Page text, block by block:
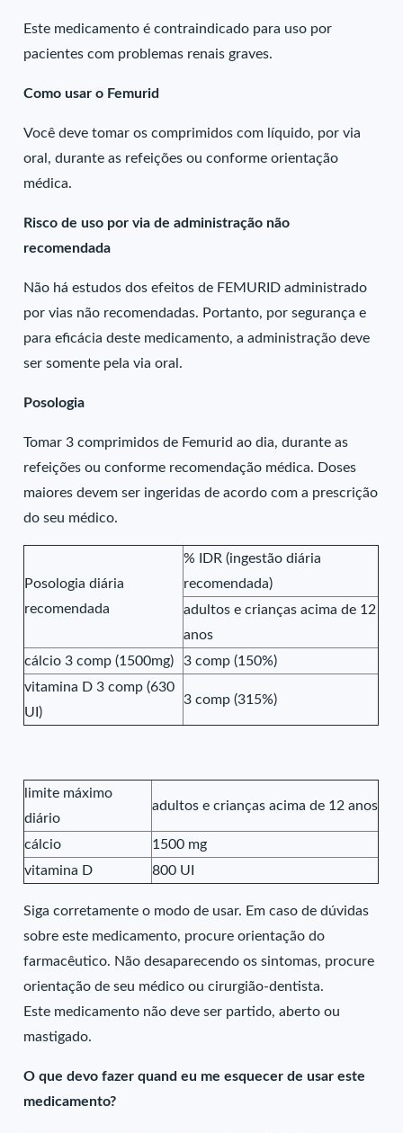
Este medicamento é contraindicado para uso por
pacientes com problemas renais graves.
Como usar o Femurid
Você deve tomar os comprimidos com líquido, por via
oral, durante as refeições ou conforme orientação
médica.
Risco de uso por via de administração não
recomendada
Não há estudos dos efeitos de FEMURID administrado
por vias não recomendadas. Portanto, por segurança e
para eficácia deste medicamento, a administração deve
ser somente pela via oral.
Posologia
Tomar 3 comprimidos de Femurid ao dia, durante as
refeições ou conforme recomendação médica. Doses
maiores devem ser ingeridas de acordo com a prescrição
do seu médico.
Posologia diária
recomendada
% IDR (ingestão diária
recomendada)
adultos e crianças acima de 12
anos
cálcio 3 comp (1500mg)
3 comp (150%)
vitamina D 3 comp (630
UI)
3 comp (315%)
limite máximo
diário
adultos e crianças acima de 12 anos
cálcio
1500 mg
vitamina D
800 UI
Siga corretamente o modo de usar. Em caso de dúvidas
sobre este medicamento, procure orientação do
farmacêutico. Não desaparecendo os sintomas, procure
orientação de seu médico ou cirurgião-dentista.
Este medicamento não deve ser partido, aberto ou
mastigado.
O que devo fazer quand eu me esquecer de usar este
medicamento?